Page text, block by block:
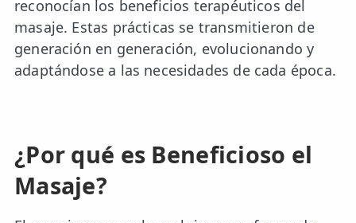
reconocían los beneficios terapéuticos del
masaje. Estas prácticas se transmitieron de
generación en generación, evolucionando y
adaptándose a las necesidades de cada época.
¿Por qué es Beneficioso el
Masaje?